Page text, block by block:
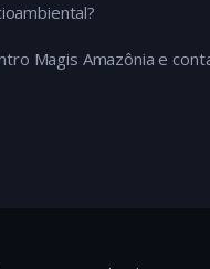
Magis Amazônia e